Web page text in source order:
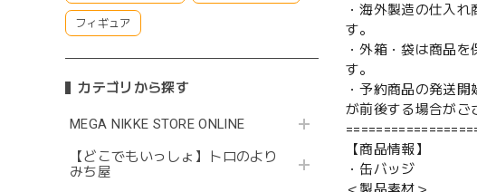
フィギュア
カテゴリから探す
MEGA NIKKE STORE ONLINE
【どこでもいっしょ】トロのより
みち屋
・海外製造の仕入
す。
・外箱・袋は商品
す。
・予約商品の発送
が前後する場合がご
【商品情報】
・缶バッジ